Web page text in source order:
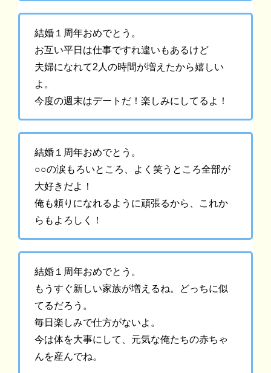
結婚１周年おめでとう。
お互い平日は仕事ですれ違いもあるけど
夫婦になれて2人の時間が増えたから嬉しい
よ。
今度の週末はデートだ！楽しみにしてるよ！
結婚１周年おめでとう。
○○の涙もろいところ、よく笑うところ全部が
大好きだよ！
俺も頼りになれるように頑張るから、これか
らもよろしく！
結婚１周年おめでとう。
もうすぐ新しい家族が増えるね。どっちに似
てるだろう。
毎日楽しみで仕方がないよ。
今は体を大事にして、元気な俺たちの赤ちゃ
んを産んでね。